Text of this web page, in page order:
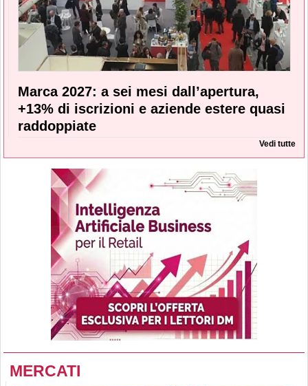
Marca 2027: a sei mesi dall’apertura,
+13% di iscrizioni e aziende estere quasi
raddoppiate
Vedi tutte
MERCATI